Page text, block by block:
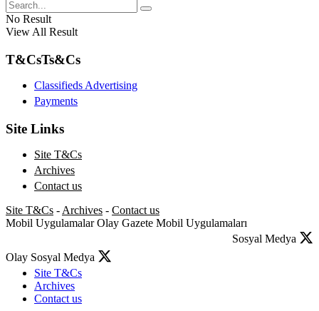
No Result
View All Result
T&CsTs&Cs
Classifieds Advertising
Payments
Site Links
Site T&Cs
Archives
Contact us
Site T&Cs - Archives - Contact us
Mobil Uygulamalar Olay Gazete Mobil Uygulamaları
Sosyal Medya
Olay Sosyal Medya
Site T&Cs
Archives
Contact us